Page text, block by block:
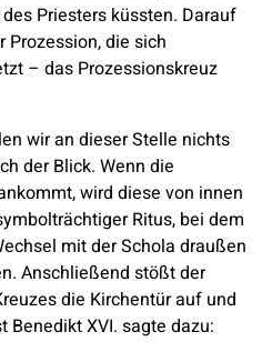
Priesters küssten. Darauf
Prozession, die sich
– das Prozessionskreuz
wir an dieser Stelle nichts
der Blick. Wenn die
wird diese von innen
Ritus, bei dem
mit der Schola draußen
Anschließend stößt der
die Kirchentür auf und
Benedikt XVI. sagte dazu: